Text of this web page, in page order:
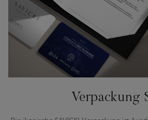
Verpackung